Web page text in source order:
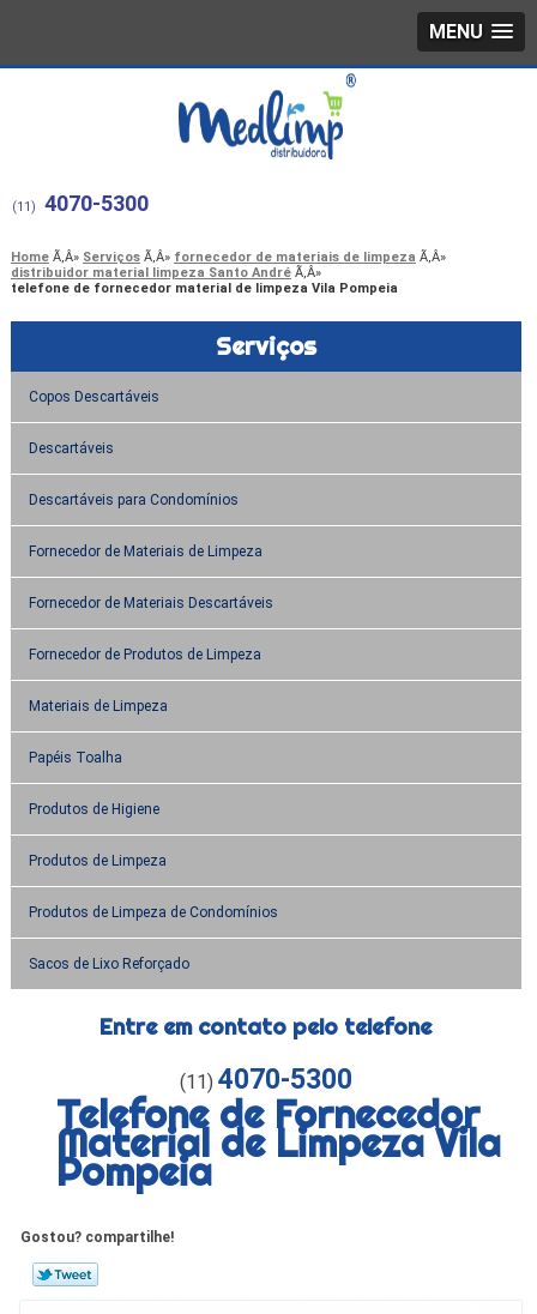
MENU
(11) 4070-5300
Home Serviços
fornecedor de materiais de limpeza
distribuidor material limpeza Santo André
telefone de fornecedor material de limpeza Vila Pompeia
Serviços
Copos Descartáveis
Descartáveis
Descartáveis para Condomínios
Fornecedor de Materiais de Limpeza
Fornecedor de Materiais Descartáveis
Fornecedor de Produtos de Limpeza
Materiais de Limpeza
Papéis Toalha
Produtos de Higiene
Produtos de Limpeza
Produtos de Limpeza de Condomínios
Sacos de Lixo Reforçado
Entre em contato pelo telefone
(11) 4070-5300
Telefone de Fornecedor
Material de Limpeza Vila
Pompeia
Gostou? compartilhe!